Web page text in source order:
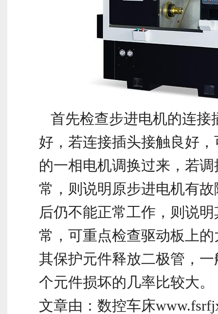
首先检查步进电机的连接
好，若连接插头接触良好
的一相电机调换过来，若
常，则说明原步进电机有
后仍不能正常工作，则说
常，可重点检查驱动板上
其保护元件释放二极管，
个元件损坏的几率比较大。
文章由：数控车床